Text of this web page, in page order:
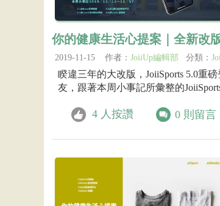
你的健康生活心提案｜全新改
2019-11-15 作者： JoiiUp編輯部 分類：
睽違三年的大改版，JoiiSports 5.0重
友，跟著本周小事記所彙整的
4 人按讚 0 則留言